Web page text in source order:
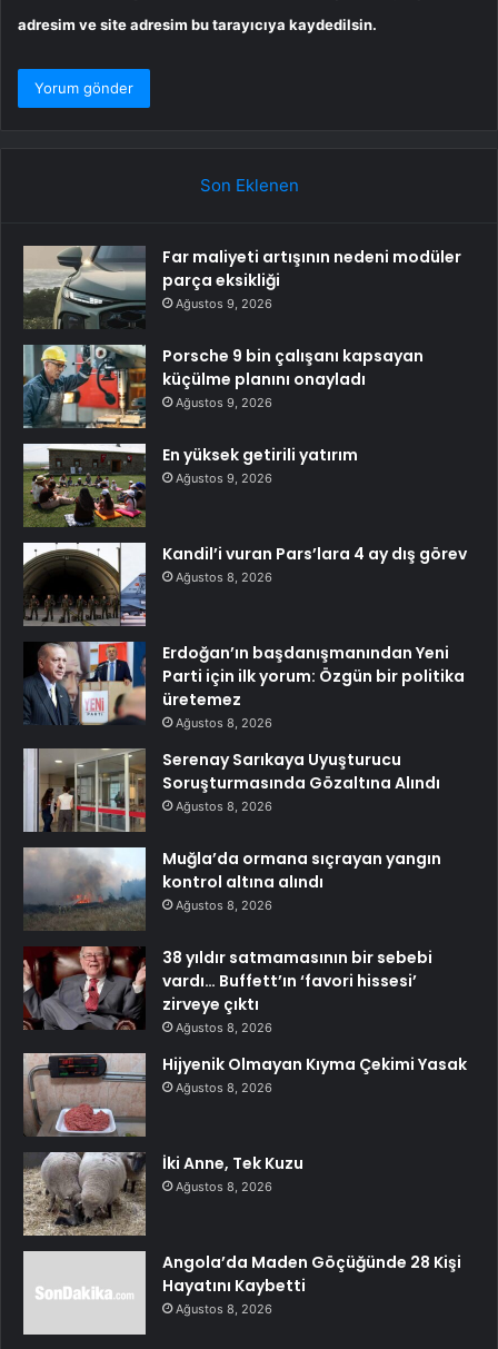
adresim ve site adresim bu tarayıcıya kaydedilsin.
Son Eklenen
Far maliyeti artışının nedeni modüler
parça eksikliği
Ağustos 9, 2026
Porsche 9 bin çalışanı kapsayan
küçülme planını onayladı
Ağustos 9, 2026
En yüksek getirili yatırım
Ağustos 9, 2026
Kandil’i vuran Pars’lara 4 ay dış görev
Ağustos 8, 2026
Erdoğan’ın başdanışmanından Yeni
Parti için ilk yorum: Özgün bir politika
üretemez
Ağustos 8, 2026
Serenay Sarıkaya Uyuşturucu
Soruşturmasında Gözaltına Alındı
Ağustos 8, 2026
Muğla’da ormana sıçrayan yangın
kontrol altına alındı
Ağustos 8, 2026
38 yıldır satmamasının bir sebebi
vardı… Buffett’ın ‘favori hissesi’
zirveye çıktı
Ağustos 8, 2026
Hijyenik Olmayan Kıyma Çekimi Yasak
Ağustos 8, 2026
İki Anne, Tek Kuzu
Ağustos 8, 2026
Angola’da Maden Göçüğünde 28 Kişi
Hayatını Kaybetti
Ağustos 8, 2026